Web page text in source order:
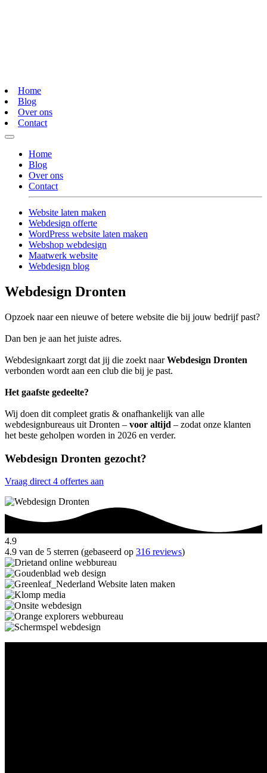
Home
Blog
Over ons
Contact
Home
Blog
Over ons
Contact
Website laten maken
Webdesign offerte
WordPress website laten maken
Webshop webdesign
Maatwerk website
Webdesign blog
Webdesign Dronten
Opzoek naar een nieuwe of betere website die bij jouw bedrijf past?
Dan ben je aan het juiste adres.
Webdesignkaart zorgt dat jij die zoekt naarWebdesign Dronten
verbonden wordt aan een club die bij je past.
Het gaafste gedeelte?
Wij doen dit compleet gratis & onafhankelijk van alle
webdesignbureaus uit Dronten – voor altijd – zodat onze klanten
het beste geholpen worden in 2026 en verder.
Webdesign Dronten gezocht?
Vraag direct 4 offertes aan
4.9
4.9 van de 5 sterren (gebaseerd op 316 reviews)